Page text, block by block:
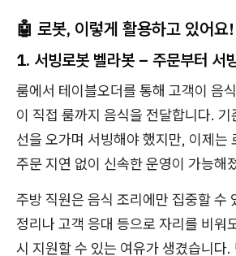
🤖 로봇, 이렇게 활용하고 있어요!
1. 서빙로봇 벨라봇 – 주문부터 서
룸에서 테이블오더를 통해 고객이 음
이 직접 룸까지 음식을 전달합니다.
선을 오가며 서빙해야 했지만, 이제는
주문 지연 없이 신속한 운영이 가능해
주방 직원은 음식 조리에만 집중할 수
정리나 고객 응대 등으로 자리를 비워
시 지원할 수 있는 여유가 생겼습니다.